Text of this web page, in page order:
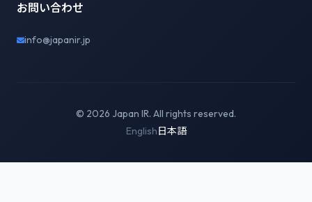
お問い合わせ
info@japanir.jp
© 2026 Japan IR. All rights reserved.
English日本語